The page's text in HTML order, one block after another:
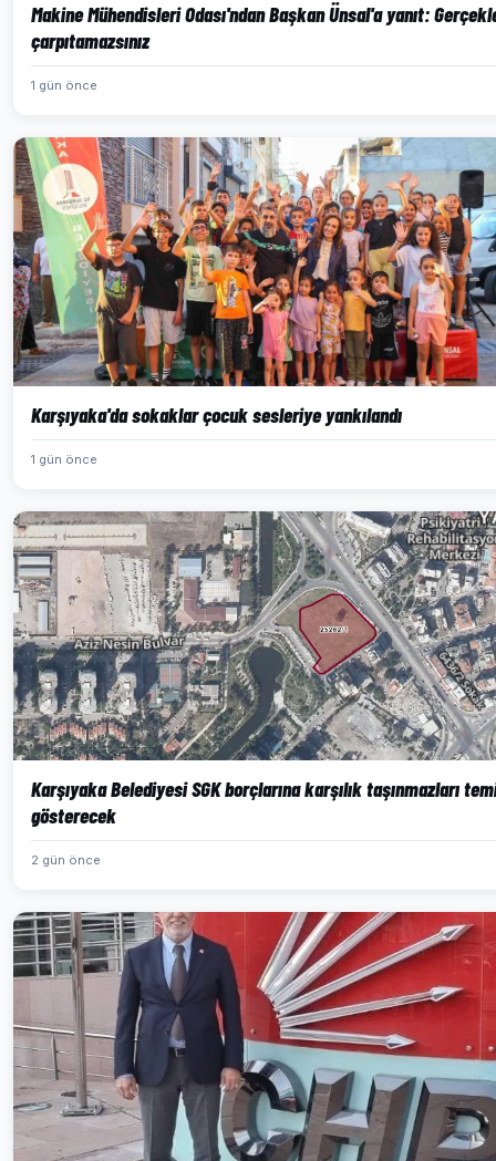
Makine Mühendisleri Odası'ndan Başkan Ünsal'a yanıt:
çarpıtamazsınız
1 gün önce
Karşıyaka'da sokaklar çocuk sesleriye yankılandı
1 gün önce
Karşıyaka Belediyesi SGK borçlarına karşılık taşınmazları
gösterecek
2 gün önce